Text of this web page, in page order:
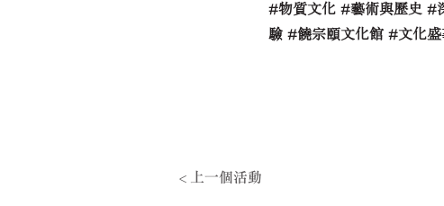
#物質文化 #藝術與歷史 #
驗 #饒宗頤文化館 #文化
< 上一個活動